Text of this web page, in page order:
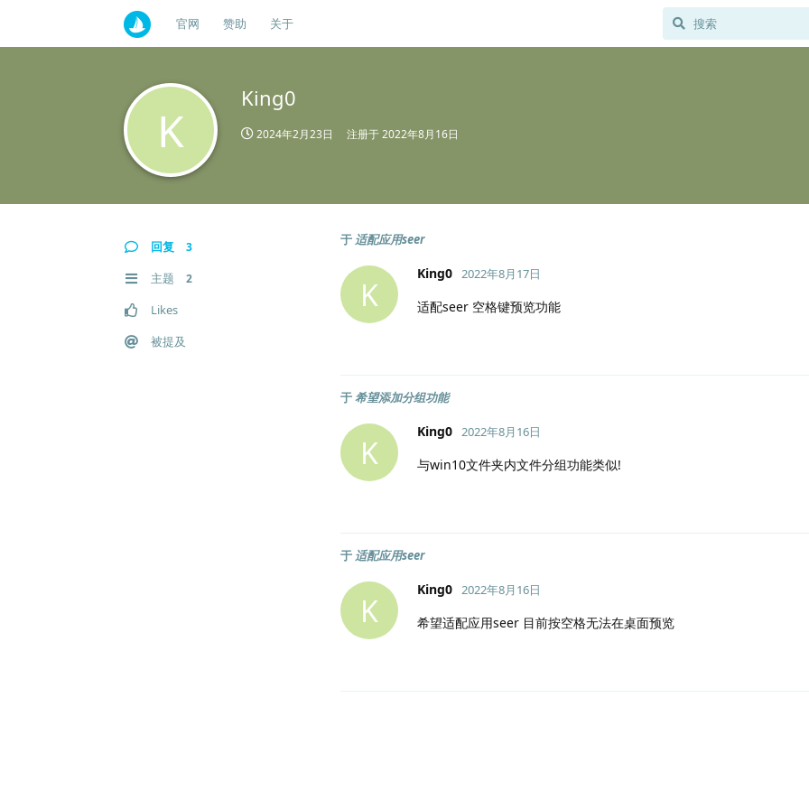
官网 赞助 关于
K
King0
2024年2月23日 注册于2022年8月16日
回复 3
主题 2
Likes
被提及
于 适配应用seer
K
King0 2022年8月17日
适配seer 空格键预览功能
于希望添加分组功能
K
King0 2022年8月16日
与win10文件夹内文件分组功能类似!
于 适配应用seer
K
King0 2022年8月16日
希望适配应用seer 目前按空格无法在桌面预览